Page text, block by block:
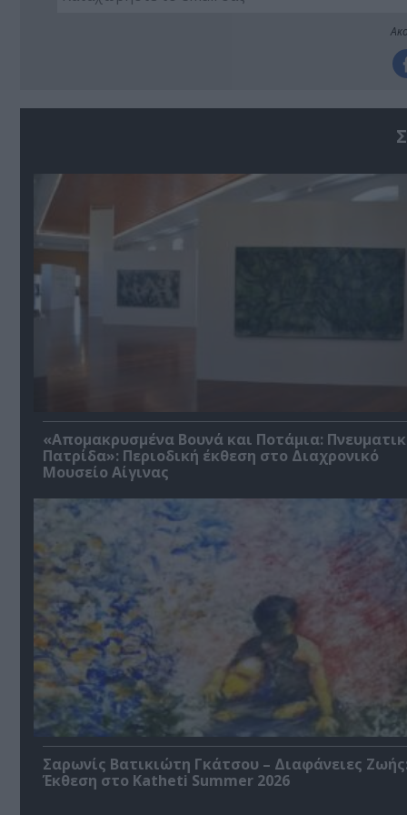
«Απομακρυσμένα Βουνά και Ποτάμια:
Πατρίδα»: Περιοδική έκθεση στο Διαχρονικό
Μουσείο Αίγινας
Σαρωνίς Βατικιώτη Γκάτσου – Διαφάνειες Ζωής:
Έκθεση στο Katheti Summer 2026